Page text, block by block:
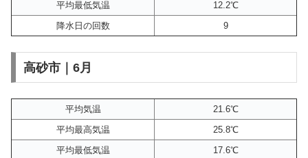
平均最低気温
12.2℃
降水日の回数
9
高砂市｜6月
平均気温
21.6℃
平均最高気温
25.8℃
平均最低気温
17.6℃